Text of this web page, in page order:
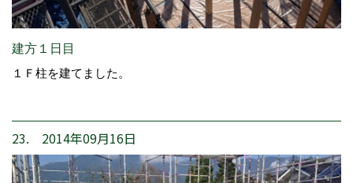
建方１日目
１Ｆ柱を建てました。
23. 2014年09月16日